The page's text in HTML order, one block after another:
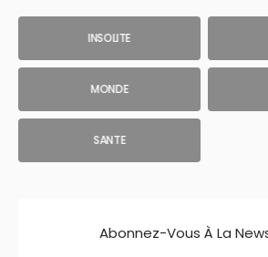
INSOLITE
MONDE
SANTE
Abonnez-Vous À La